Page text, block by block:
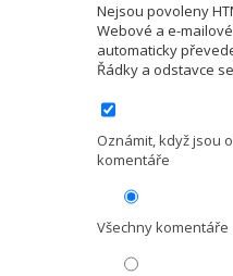
Nejsou povoleny
Webové a e-
automaticky
Řádky a odstavce
Oznámit, když jsou
komentáře
Všechny komentáře